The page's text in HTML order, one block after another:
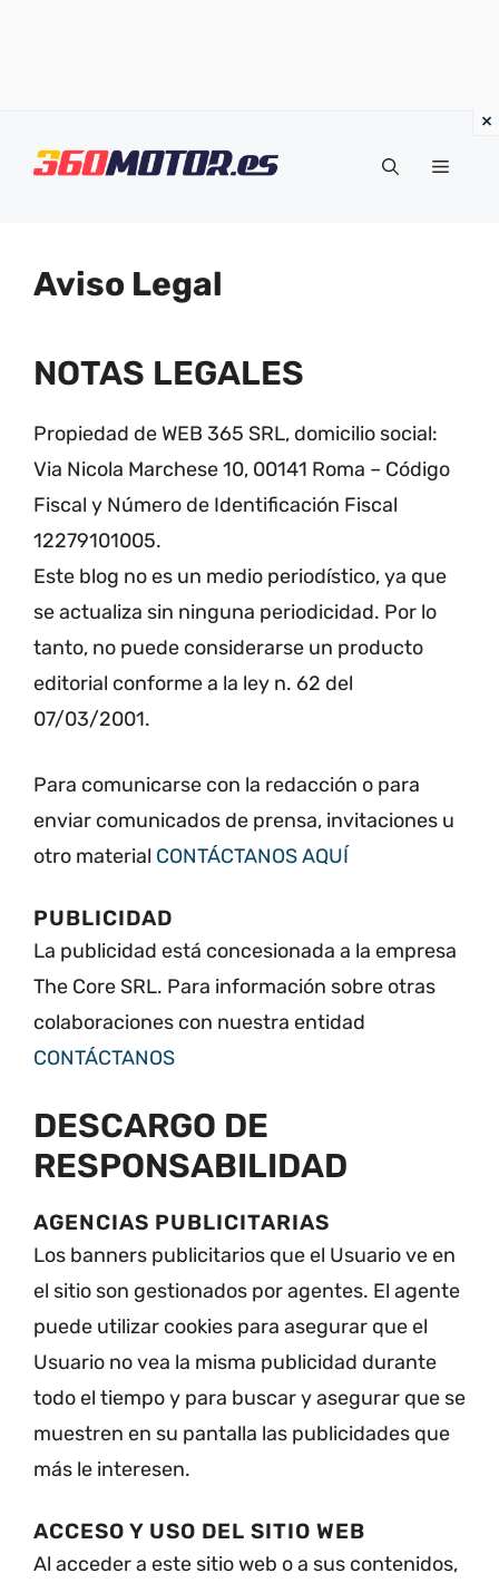
Menú
Aviso Legal
NOTAS LEGALES
Propiedad de WEB 365 SRL, domicilio social:
Via Nicola Marchese 10, 00141 Roma – Código
Fiscal y Número de Identificación Fiscal
12279101005.
Este blog no es un medio periodístico, ya que
se actualiza sin ninguna periodicidad. Por lo
tanto, no puede considerarse un producto
editorial conforme a la ley n. 62 del
07/03/2001.
Para comunicarse con la redacción o para
enviar comunicados de prensa, invitaciones u
otro material CONTÁCTANOS AQUÍ
PUBLICIDAD
La publicidad está concesionada a la empresa
The Core SRL. Para información sobre otras
colaboraciones con nuestra entidad
CONTÁCTANOS
DESCARGO DE
RESPONSABILIDAD
AGENCIAS PUBLICITARIAS
Los banners publicitarios que el Usuario ve en
el sitio son gestionados por agentes. El agente
puede utilizar cookies para asegurar que el
Usuario no vea la misma publicidad durante
todo el tiempo y para buscar y asegurar que se
muestren en su pantalla las publicidades que
más le interesen.
ACCESO Y USO DEL SITIO WEB
Al acceder a este sitio web o a sus contenidos,